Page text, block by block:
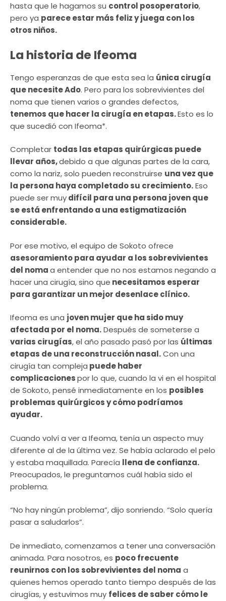
hasta que le hagamos su control posoperatorio,
pero ya parece estar más feliz y juega con los
otros niños.
La historia de Ifeoma
Tengo esperanzas de que esta sea la única cirugía
que necesite Ado. Pero para los sobrevivientes del
noma que tienen varios o grandes defectos,
tenemos que hacer la cirugía en etapas.Esto es lo
que sucedió con Ifeoma*.
Completar todas las etapas quirúrgicas puede
llevar años,debido a que algunas partes de la cara,
como la nariz, solo pueden reconstruirse una vez que
la persona haya completado su crecimiento.Eso
puede ser muydifícil para una persona joven que
se está enfrentando a una estigmatización
considerable.
Por ese motivo, el equipo de Sokoto ofrece
asesoramiento para ayudar a los sobrevivientes
del nomaa entender que no nos estamos negando a
hacer una cirugía, sino que necesitamos esperar
para garantizar un mejor desenlace clínico.
Ifeoma es una joven mujer que ha sido muy
afectada por el noma.Después de someterse a
varias cirugías, el año pasado pasó por las últimas
etapas de una reconstrucción nasal.Con una
cirugía tan compleja puede haber
complicacionespor lo que, cuando la vi en el hospital
de Sokoto, pensé inmediatamente en los posibles
problemas quirúrgicos y cómo podríamos
ayudar.
Cuando volví a ver a Ifeoma, tenía un aspecto muy
diferente al de la última vez. Se había aclarado el pelo
y estaba maquillada. Parecía llena de confianza.
Preocupados, le preguntamos cuál había sido el
problema.
“No hay ningún problema”, dijo sonriendo. “Solo quería
pasar a saludarlos”.
De inmediato, comenzamos a tener una conversación
animada. Para nosotros, es poco frecuente
reunirnos con los sobrevivientes del noma a
quienes hemos operado tanto tiempo después de las
cirugías, y estuvimos muy felices de saber cómo le